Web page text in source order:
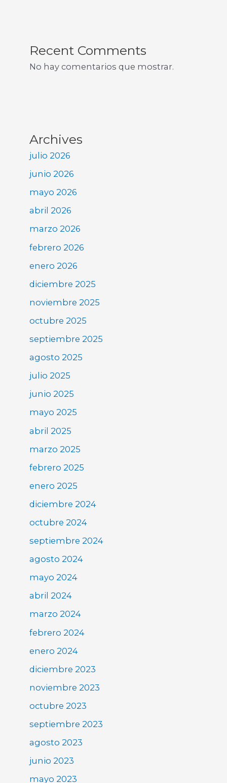
Recent Comments
No hay comentarios que mostrar.
Archives
julio 2026
junio 2026
mayo 2026
abril 2026
marzo 2026
febrero 2026
enero 2026
diciembre 2025
noviembre 2025
octubre 2025
septiembre 2025
agosto 2025
julio 2025
junio 2025
mayo 2025
abril 2025
marzo 2025
febrero 2025
enero 2025
diciembre 2024
octubre 2024
septiembre 2024
agosto 2024
mayo 2024
abril 2024
marzo 2024
febrero 2024
enero 2024
diciembre 2023
noviembre 2023
octubre 2023
septiembre 2023
agosto 2023
junio 2023
mayo 2023